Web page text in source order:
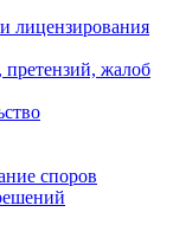
лицензирования
претензий, жалоб
споров